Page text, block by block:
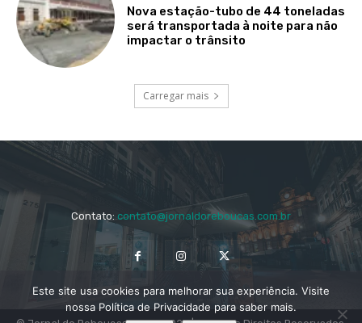
Nova estação-tubo de 44 toneladas
será transportada à noite para não
impactar o trânsito
Carregar mais
Contato: contato@jornaldoreboucas.com.br
Este site usa cookies para melhorar sua experiência. Visite
nossa Política de Privacidade para saber mais.